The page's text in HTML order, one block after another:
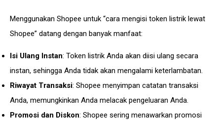
Menggunakan Shopee untuk “cara mengisi token listrik lewat
Shopee” datang dengan banyak manfaat:
Isi Ulang Instan: Token listrik Anda akan diisi ulang secara
instan, sehingga Anda tidak akan mengalami keterlambatan.
Riwayat Transaksi: Shopee menyimpan catatan transaksi
Anda, memungkinkan Anda melacak pengeluaran Anda.
Promosi dan Diskon: Shopee sering menawarkan promosi